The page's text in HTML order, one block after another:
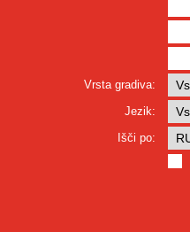
Vrsta gradiva:
Jezik:
Išči po: